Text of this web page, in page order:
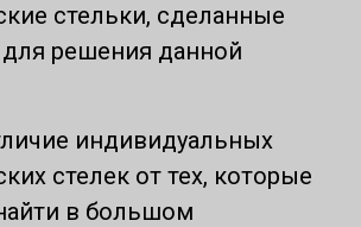
стельки, сделанные
решения данной
индивидуальных
стелек от тех, которые
в большом